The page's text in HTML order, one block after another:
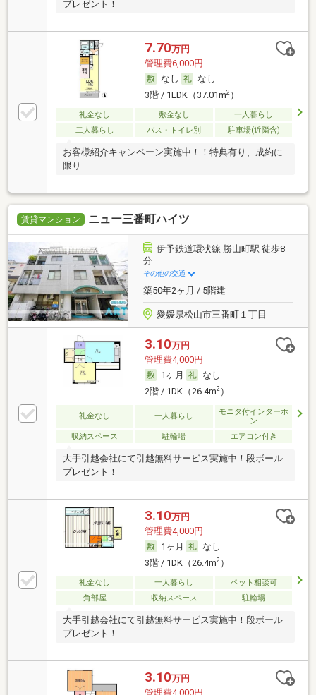
プレゼント！
7.70万円
管理費6,000円
なし
なし
3階 / 1LDK（37.01m2）
礼金なし 敷金なし
一人暮らし
二人暮らし
バス・トイレ別 駐車場(近隣含)
お客様紹介キャンペーン実施中！！特典有り、成約に
限り
賃貸マンション ニュー三番町ハイツ
伊予鉄道環状線 勝山町駅 徒歩8
分
その他の交通
築50年2ヶ月 / 5階建
愛媛県松山市三番町１丁目
3.10万円
管理費4,000円
1ヶ月
なし
2階 / 1DK（26.4m2）
礼金なし 一人暮らし
モニタ付インターホ
ン
収納スペース
駐輪場 エアコン付き
大手引越会社にて引越無料サービス実施中！段ボール
プレゼント！
3.10万円
管理費4,000円
1ヶ月
なし
3階 / 1DK（26.4m2）
礼金なし 一人暮らし
ペット相談可
角部屋
収納スペース 駐輪場
大手引越会社にて引越無料サービス実施中！段ボール
プレゼント！
3.10万円
管理費4,000円